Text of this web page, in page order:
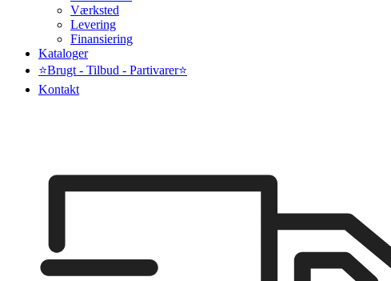
Værksted
Levering
Finansiering
Kataloger
⭐Brugt - Tilbud - Partivarer⭐
Kontakt